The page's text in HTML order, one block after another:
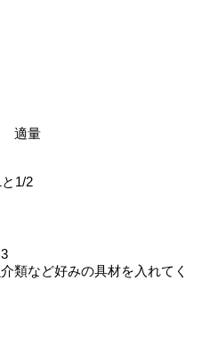
適量
1/2
類など好みの具材を入れてく